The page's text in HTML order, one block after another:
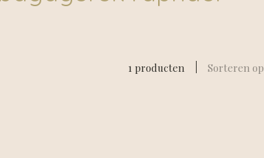
1 producten Sorteren op